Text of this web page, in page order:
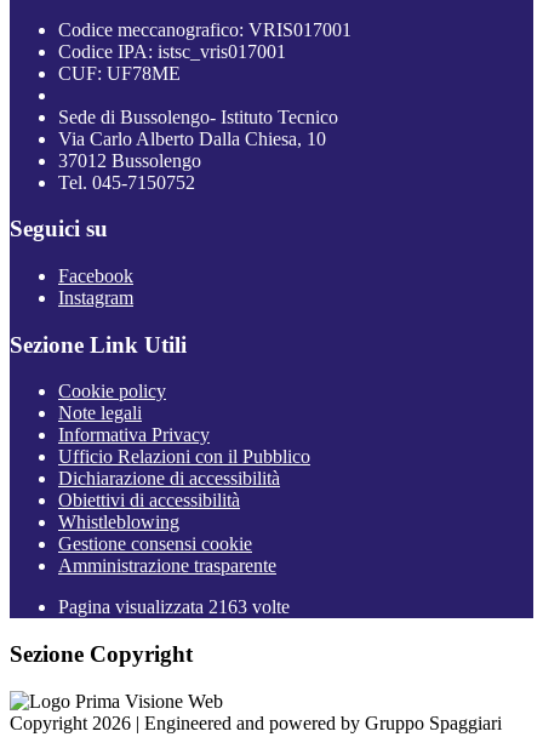
Codice meccanografico: VRIS017001
Codice IPA: istsc_vris017001
CUF: UF78ME
Sede di Bussolengo- Istituto Tecnico
Via Carlo Alberto Dalla Chiesa, 10
37012 Bussolengo
Tel. 045-7150752
Seguici su
Facebook
Instagram
Sezione Link Utili
Cookie policy
Note legali
Informativa Privacy
Ufficio Relazioni con il Pubblico
Dichiarazione di accessibilità
Obiettivi di accessibilità
Whistleblowing
Gestione consensi cookie
Amministrazione trasparente
Pagina visualizzata 2163 volte
Sezione Copyright
Copyright 2026 | Engineered and powered by Gruppo Spaggiari